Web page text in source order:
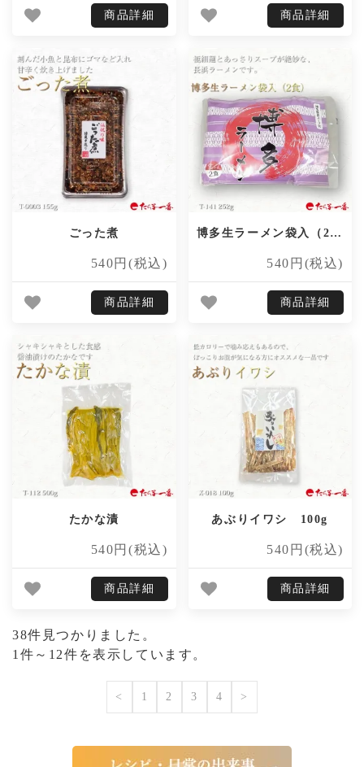
商品詳細 商品詳細
ごった煮
540円(税込)
商品詳細
博多生ラーメン袋入（2食）
540円(税込)
商品詳細
たかな漬
540円(税込)
商品詳細
あぶりイワシ 100g
540円(税込)
商品詳細
38件見つかりました。
1件～12件を表示しています。
< 1 2 3 4 >